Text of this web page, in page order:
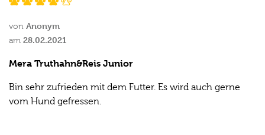
von Anonym
am 28.02.2021
Mera Truthahn&Reis Junior
Bin sehr zufrieden mit dem Futter. Es wird auch gerne
vom Hund gefressen.